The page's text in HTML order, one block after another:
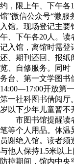
约，限上午、下午各
馆”微信公众号“微服
入馆。现场登记主要
午、下午各20人。读
记入馆，离馆时需登
还、期刊还回、报纸
览、自修服务。同时
务台、第一文学图书
14:00—17:00开放第
第一社科图书借阅厅
岁以下少年儿童暂不
市图书馆提醒读
笔等个人用品。体温
员谢绝入馆。读者须
与他人保持1.5米以
防控期间，馆内中央